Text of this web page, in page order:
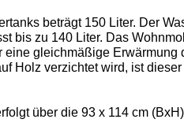
beträgt 150 Liter. Der
bis zu 140 Liter. Das
eine gleichmäßige
Holz verzichtet wird, ist
über die 93 x 114 cm